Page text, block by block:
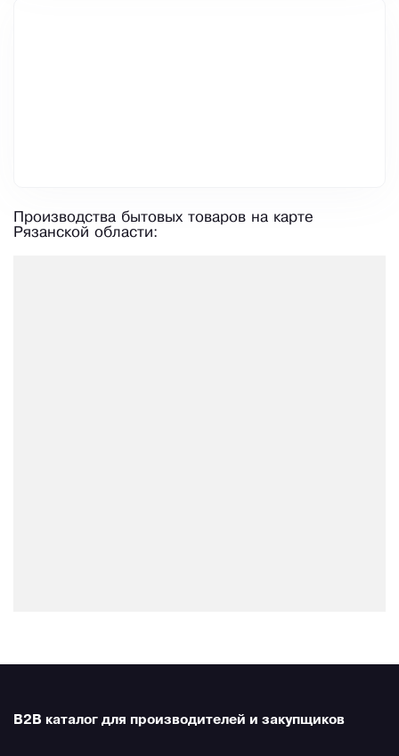
Производства бытовых товаров на карте
Рязанской области:
B2B каталог для производителей и закупщиков